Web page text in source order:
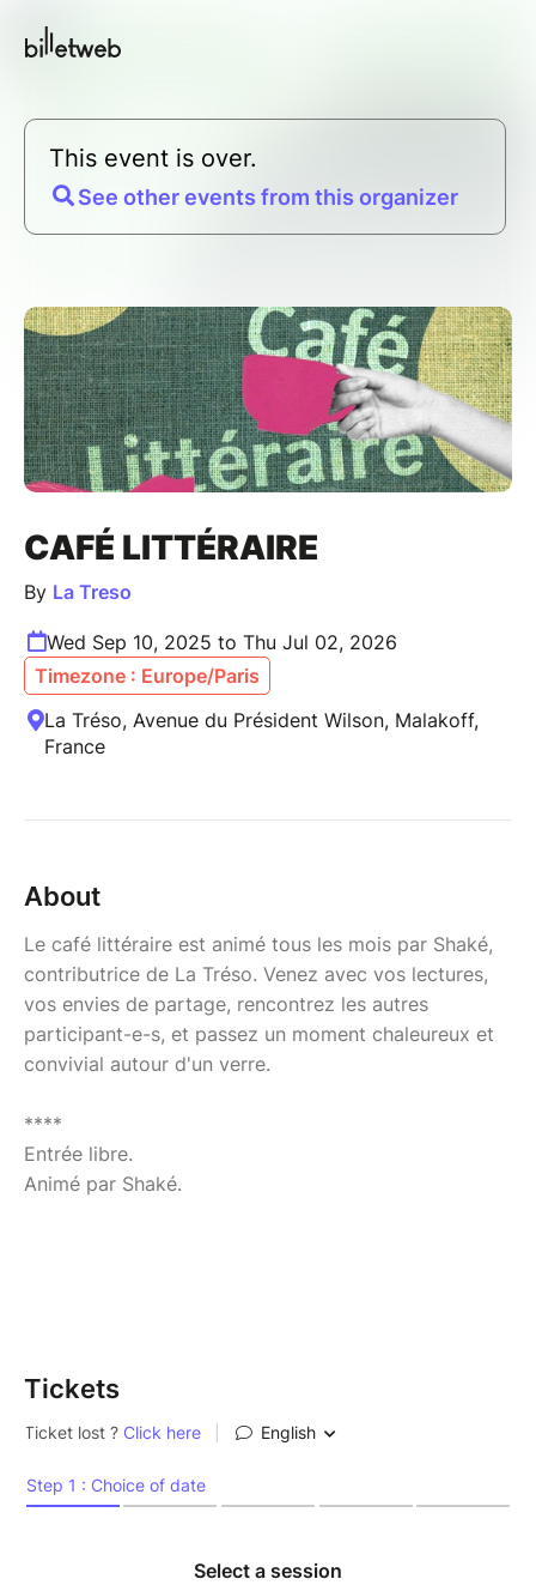
This event is over.
See other events from this organizer
CAFÉ LITTÉRAIRE
By La Treso
Wed Sep 10, 2025 to Thu Jul 02, 2026
Timezone : Europe/Paris
La Tréso, Avenue du Président Wilson, Malakoff,
France
About
Le café littéraire est animé tous les mois par Shaké,
contributrice de La Tréso. Venez avec vos lectures,
vos envies de partage, rencontrez les autres
participant-e-s, et passez un moment chaleureux et
convivial autour d'un verre.
****
Entrée libre.
Animé par Shaké.
Tickets